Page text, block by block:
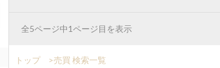
全5ページ中1ページ目を表示
トップ >売買 検索一覧